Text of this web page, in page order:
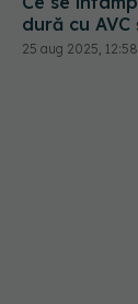
25 aug 2025, 12:58